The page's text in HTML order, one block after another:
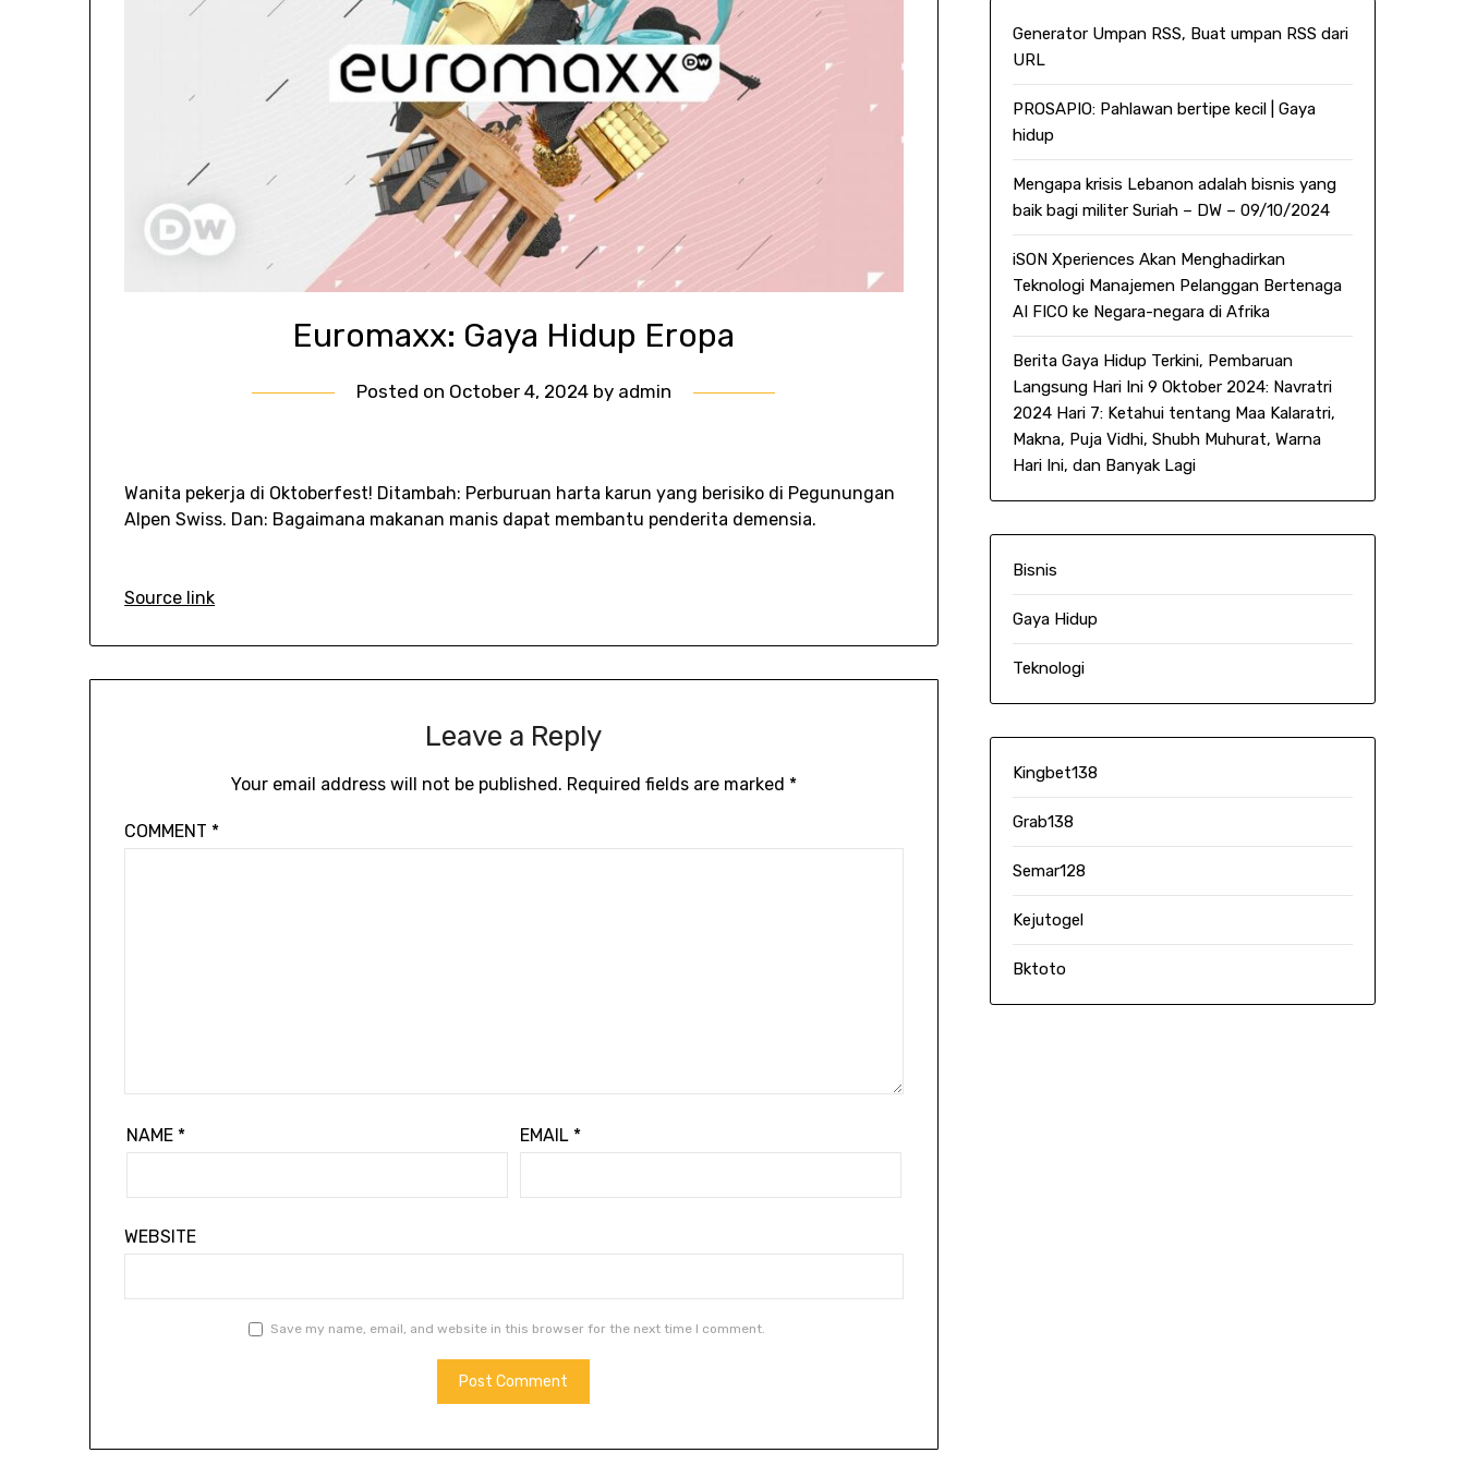
Euromaxx: Gaya Hidup Eropa
Posted on October 4, 2024by admin
Wanita pekerja di Oktoberfest! Ditambah: Perburuan harta karun yang berisiko di Pegunungan
Alpen Swiss. Dan: Bagaimana makanan manis dapat membantu penderita demensia.
Source link
Leave a Reply
Your email address will not be published. Required fields are marked *
COMMENT *
NAME * EMAIL *
WEBSITE
Save my name, email, and website in this browser for the next time I comment.
Generator Umpan RSS, Buat umpan RSS dari
URL
PROSAPIO: Pahlawan bertipe kecil | Gaya
hidup
Mengapa krisis Lebanon adalah bisnis yang
baik bagi militer Suriah – DW – 09/10/2024
iSON Xperiences Akan Menghadirkan
Teknologi Manajemen Pelanggan Bertenaga
AI FICO ke Negara-negara di Afrika
Berita Gaya Hidup Terkini, Pembaruan
Langsung Hari Ini 9 Oktober 2024: Navratri
2024 Hari 7: Ketahui tentang Maa Kalaratri,
Makna, Puja Vidhi, Shubh Muhurat, Warna
Hari Ini, dan Banyak Lagi
Bisnis
Gaya Hidup
Teknologi
Kingbet138
Grab138
Semar128
Kejutogel
Bktoto